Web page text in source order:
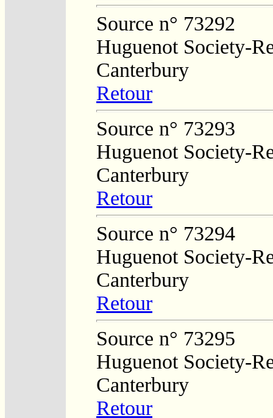
Source n° 73292
Huguenot Society-
Canterbury
Retour
Source n° 73293
Huguenot Society-
Canterbury
Retour
Source n° 73294
Huguenot Society-
Canterbury
Retour
Source n° 73295
Huguenot Society-
Canterbury
Retour